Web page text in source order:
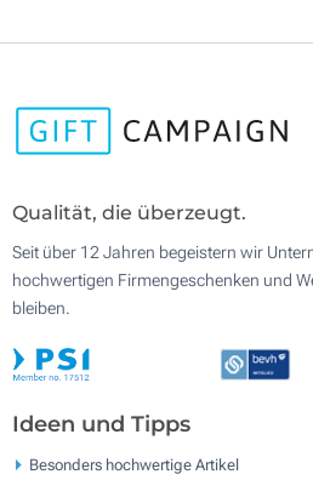
Qualität, die überzeugt.
Seit über 12 Jahren begeistern wir
hochwertigen Firmengeschenken und
bleiben.
Ideen und Tipps
Besonders hochwertige Artikel